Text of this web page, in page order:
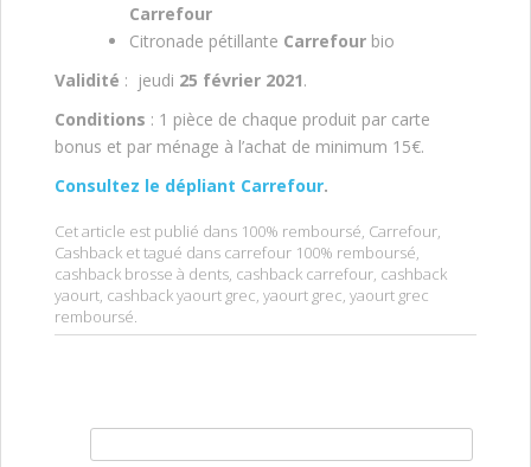
Carrefour
Citronade pétillante Carrefour bio
Validité : jeudi 25 février 2021.
Conditions : 1 pièce de chaque produit par carte
bonus et par ménage à l’achat de minimum 15€.
Consultez le dépliant Carrefour.
Cet article est publié dans 100% remboursé, Carrefour,
Cashback et tagué dans carrefour 100% remboursé,
cashback brosse à dents, cashback carrefour, cashback
yaourt, cashback yaourt grec, yaourt grec, yaourt grec
remboursé.